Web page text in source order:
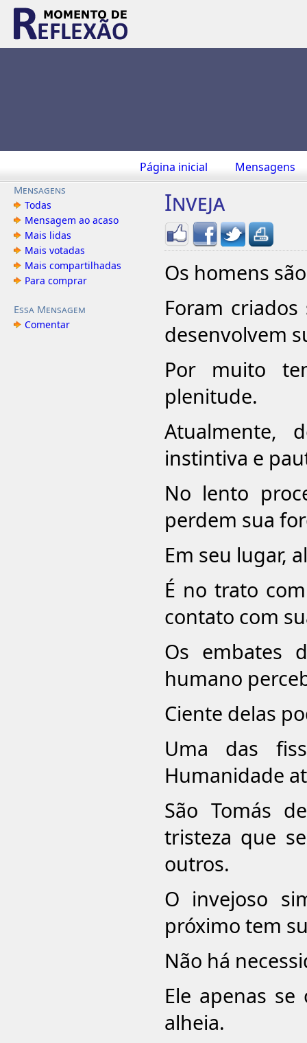
Página inicial Mensagens
Mensagens
Todas
Mensagem ao acaso
Mais lidas
Mais votadas
Mais compartilhadas
Para comprar
Essa Mensagem
Comentar
Inveja
Os homens
Foram
desenvolvem
Por muito
plenitude.
Atualmente,
instintiva e
No lento
perdem sua
Em seu lugar,
É no trato
contato com
Os embates
humano
Ciente delas
Uma das
Humanidade
São Tomás
tristeza que
outros.
O invejoso
próximo tem
Não há
Ele apenas
alheia.